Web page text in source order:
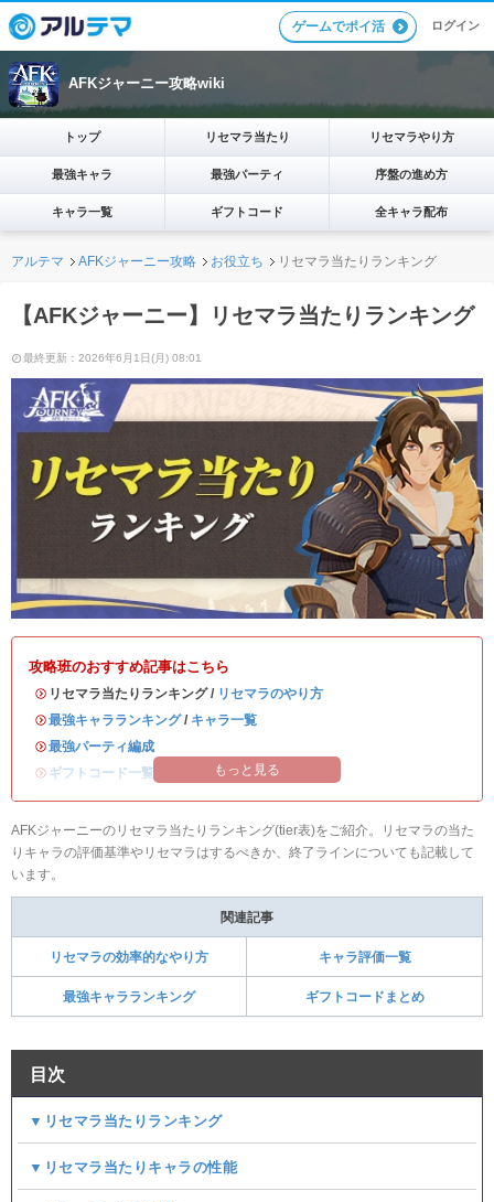
ゲームでポイ活 ログイン
AFKジャーニー攻略wiki
トップ リセマラ当たり リセマラやり方
最強キャラ 最強パーティ 序盤の進め方
キャラ一覧 ギフトコード 全キャラ配布
アルテマ AFKジャーニー攻略 お役立ち リセマラ当たりランキング
【AFKジャーニー】リセマラ当たりランキング
最終更新：2026年6月1日(月) 08:01
攻略班のおすすめ記事はこちら
・リセマラ当たりランキング / リセマラのやり方
・最強キャラランキング/ キャラ一覧
・最強パーティ編成
・ ギフトコード一覧｜最新版 もっと見る
AFKジャーニーのリセマラ当たりランキング(tier表)をご紹介。リセマラの当た
りキャラの評価基準やリセマラはするべきか、終了ラインについても記載して
います。
関連記事
リセマラの効率的なやり方 キャラ評価一覧
最強キャラランキング ギフトコードまとめ
目次
▼リセマラ当たりランキング
▼リセマラ当たりキャラの性能